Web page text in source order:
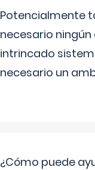
Potencialmente
necesario
intrincado
necesario un
¿Cómo puede